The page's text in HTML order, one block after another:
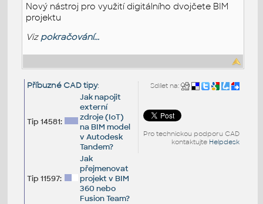
Nový nástroj pro využití digitálního dvojčete BIM
projektu
Viz pokračování...
Sdílet na:
Pro technickou podporu CAD
kontaktujte Helpdesk
Příbuzné CAD tipy:
Tip 14581:
Jak napojit
externí
zdroje (IoT)
na BIM model
v Autodesk
Tandem?
Tip 11597:
Jak
přejmenovat
projekt v BIM
360 nebo
Fusion Team?